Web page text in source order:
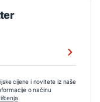
cijene i novitete iz naše
o načinu
.